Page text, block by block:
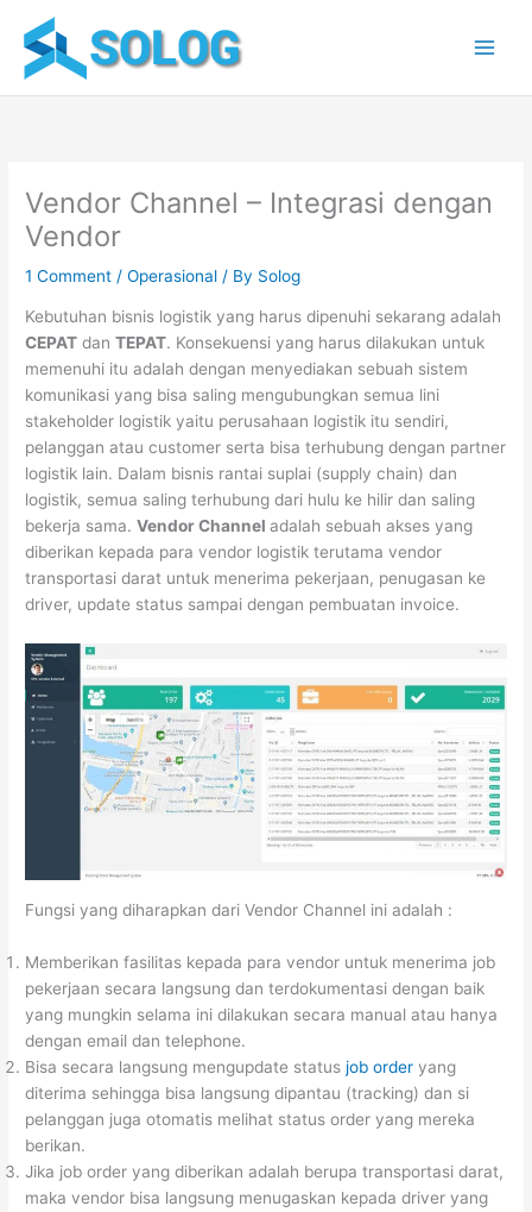
content
Vendor Channel – Integrasi dengan
Vendor
1 Comment /Operasional / By Solog
Kebutuhan bisnis logistik yang harus dipenuhi sekarang adalah
CEPAT danTEPAT. Konsekuensi yang harus dilakukan untuk
memenuhi itu adalah dengan menyediakan sebuah sistem
komunikasi yang bisa saling mengubungkan semua lini
stakeholder logistik yaitu perusahaan logistik itu sendiri,
pelanggan atau customer serta bisa terhubung dengan partner
logistik lain. Dalam bisnis rantai suplai (supply chain) dan
logistik, semua saling terhubung dari hulu ke hilir dan saling
bekerja sama.Vendor Channeladalah sebuah akses yang
diberikan kepada para vendor logistik terutama vendor
transportasi darat untuk menerima pekerjaan, penugasan ke
driver, update status sampai dengan pembuatan invoice.
Fungsi yang diharapkan dari Vendor Channel ini adalah :
Memberikan fasilitas kepada para vendor untuk menerima job
pekerjaan secara langsung dan terdokumentasi dengan baik
yang mungkin selama ini dilakukan secara manual atau hanya
dengan email dan telephone.
Bisa secara langsung mengupdate statusjob orderyang
diterima sehingga bisa langsung dipantau (tracking) dan si
pelanggan juga otomatis melihat status order yang mereka
berikan.
Jika job order yang diberikan adalah berupa transportasi darat,
maka vendor bisa langsung menugaskan kepada driver yang